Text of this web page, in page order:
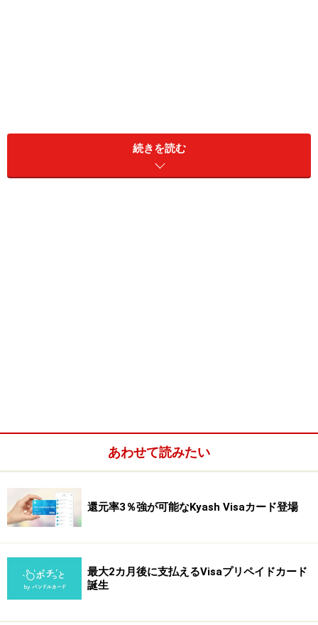
ところが、技術が発達したおかげで、スマートフォンに
フェリカとタイプＡ／Ｂの二つの非接触ＩＣを搭載する
ことが可能となりました。そのため、状況が一変。ｉＤ
で国内も海外も両方使えるようになったのです。
続きを読む
あわせて読みたい
還元率3％強が可能なKyash Visaカード登場
最大2カ月後に支払えるVisaプリペイドカード
誕生